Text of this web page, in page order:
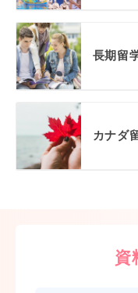
長期留
カナダ
資